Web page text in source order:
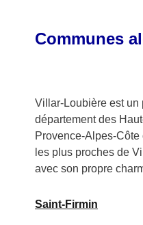
Communes
Villar-Loubière est un
département des
Provence-Alpes-
les plus proches de
avec son propre
Saint-Firmin